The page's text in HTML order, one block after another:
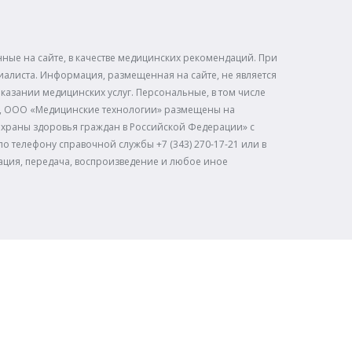
на сайте, в качестве медицинских рекомендаций. При
Информация, размещенная на сайте, не является
медицинских услуг. Персональные, в том числе
ООО «Медицинские технологии» размещены на
здоровья граждан в Российской Федерации» с
телефону справочной службы +7 (343) 270-17-21 или в
передача, воспроизведение и любое иное